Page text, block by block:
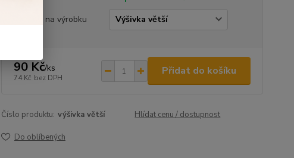
Výšivka na výrobku
90 Kč/ks
74 Kč bez DPH
Přidat do košíku
Číslo produktu: výšivka větší Hlídat cenu / dostupnost
Do oblíbených